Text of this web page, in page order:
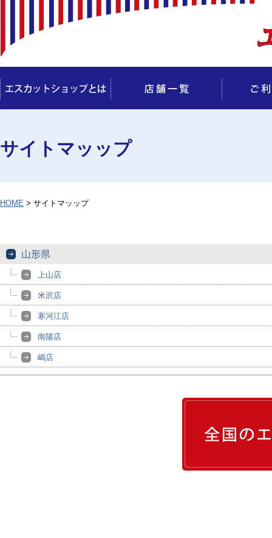
サイトマッップ
HOME > サイトマッップ
山形県
上山店
米沢店
寒河江店
南陽店
嶋店